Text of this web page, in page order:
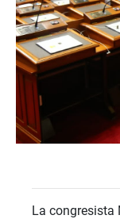
La congresista